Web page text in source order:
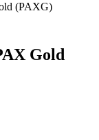
(PAXG)
Gold